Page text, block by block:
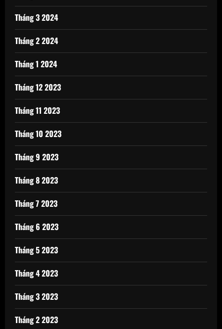
Tháng 3 2024
Tháng 2 2024
Tháng 1 2024
Tháng 12 2023
Tháng 11 2023
Tháng 10 2023
Tháng 9 2023
Tháng 8 2023
Tháng 7 2023
Tháng 6 2023
Tháng 5 2023
Tháng 4 2023
Tháng 3 2023
Tháng 2 2023